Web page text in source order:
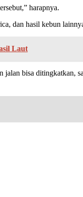
harapnya.
dan hasil kebun
Laut
jalan bisa ditingkatkan,